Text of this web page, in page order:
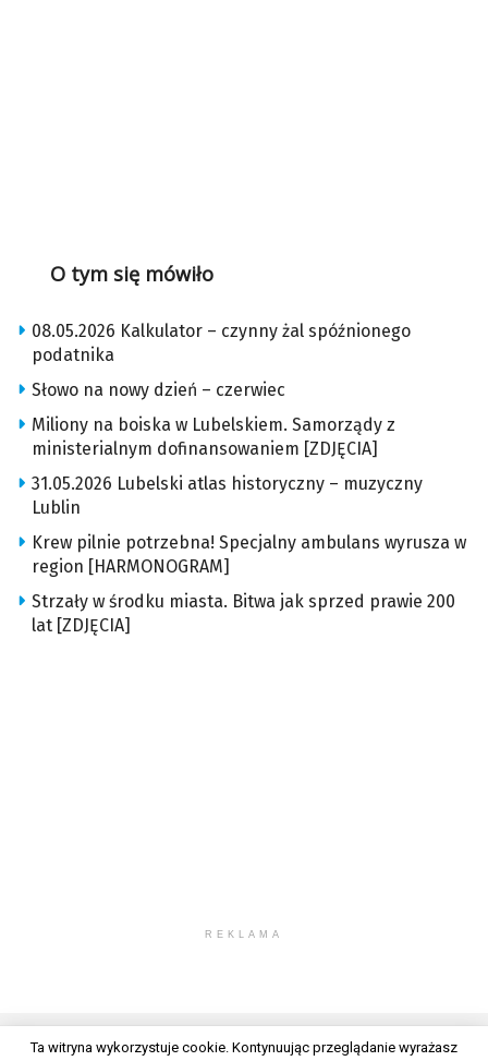
O tym się mówiło
08.05.2026 Kalkulator – czynny żal spóźnionego
podatnika
Słowo na nowy dzień – czerwiec
Miliony na boiska w Lubelskiem. Samorządy z
ministerialnym dofinansowaniem [ZDJĘCIA]
31.05.2026 Lubelski atlas historyczny – muzyczny
Lublin
Krew pilnie potrzebna! Specjalny ambulans wyrusza w
region [HARMONOGRAM]
Strzały w środku miasta. Bitwa jak sprzed prawie 200
lat [ZDJĘCIA]
REKLAMA
Ta witryna wykorzystuje cookie. Kontynuując przeglądanie wyrażasz